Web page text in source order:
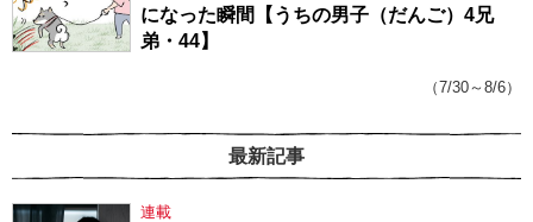
になった瞬間【うちの男子（だんご）4兄
弟・44】
（7/30～8/6）
最新記事
連載